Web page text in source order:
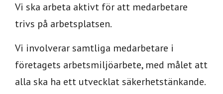
Vi ska arbeta aktivt för att medarbetare
trivs på arbetsplatsen.
Vi involverar samtliga medarbetare i
företagets arbetsmiljöarbete, med målet att
alla ska ha ett utvecklat säkerhetstänkande.